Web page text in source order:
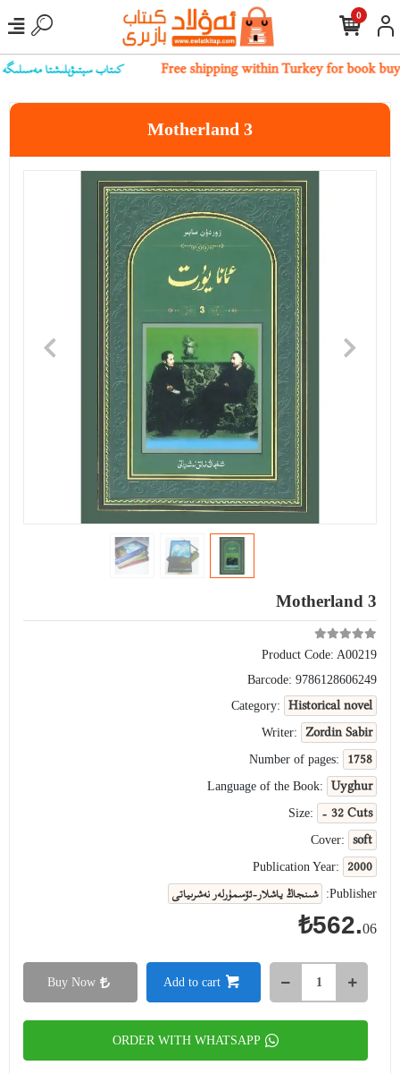
كىتاب سېتىۋېلىشتا مەسىلىگە Free shipping within Turkey for book
0
Motherland 3
Motherland 3
Product Code: A00219
Barcode: 9786128606249
Category:
Historical novel
Writer: Zordin Sabir
Number of pages: 1758
Language of the Book: Uyghur
Size: - 32 Cuts
Cover: soft
Publication Year: 2000
Publisher: شىنجاڭ ياشلار-ئۆسمۈرلەر نەشرىياتى
₺562.06
Add to cart
Buy Now
ORDER WITH WHATSAPP